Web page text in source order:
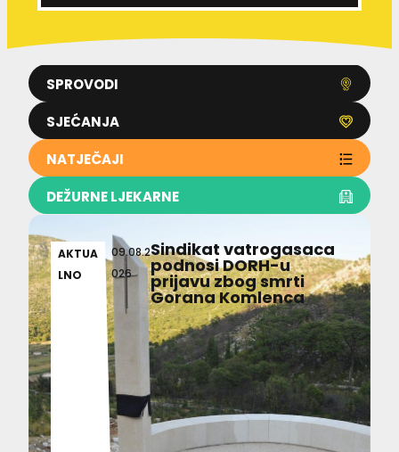
SPROVODI
SJEĆANJA
NATJEČAJI
DEŽURNE LJEKARNE
AKTUA
LNO
09.08.2
026
Sindikat vatrogasaca
podnosi DORH-u
prijavu zbog smrti
Gorana Komlenca